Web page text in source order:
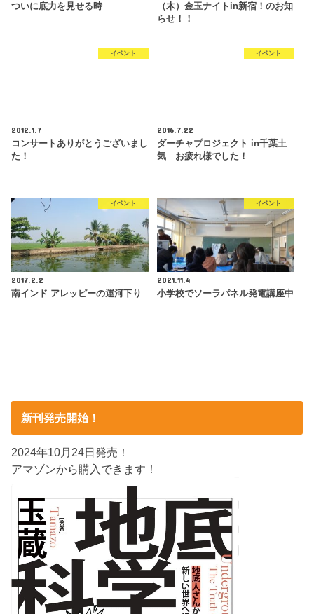
ついに底力を見せる時
（木）金玉ナイトin新宿！のお知
らせ！！
イベント
2012.1.7
コンサートありがとうございまし
た！
イベント
2016.7.22
ダーチャプロジェクト in千葉土
気 お疲れ様でした！
イベント
2017.2.2
南インド アレッピーの運河下り
イベント
2021.11.4
小学校でソーラパネル発電講座中
新刊発売開始！
2024年10月24日発売！
アマゾンから購入できます！